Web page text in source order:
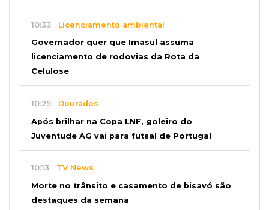
10:33 Licenciamento ambiental
Governador quer que Imasul assuma
licenciamento de rodovias da Rota da
Celulose
10:25 Dourados
Após brilhar na Copa LNF, goleiro do
Juventude AG vai para futsal de Portugal
10:13 TV News
Morte no trânsito e casamento de bisavó são
destaques da semana